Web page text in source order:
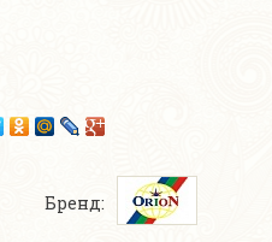
Бренд: